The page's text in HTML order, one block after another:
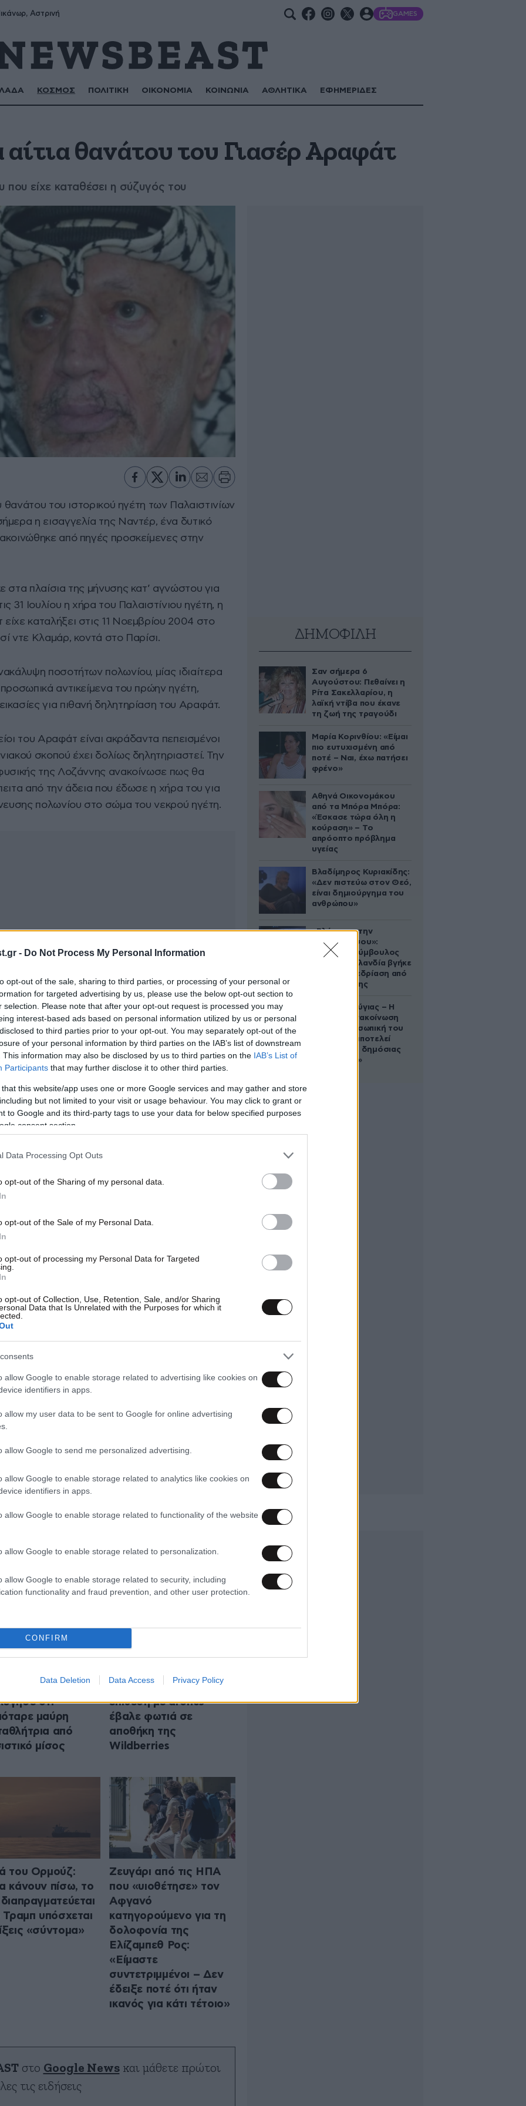
- Do Not Process My Personal Information
opt-out of the sale, sharing to third parties, or processing of your personal or
for targeted advertising by us, please use the below opt-out section to
selection. Please note that after your opt-out request is processed you may
interest-based ads based on personal information utilized by us or personal
to third parties prior to your opt-out. You may separately opt-out of the
of your personal information by third parties on the IAB’s list of downstream
This information may also be disclosed by us to third parties on the IAB’s List of
Participants that may further disclose it to other third parties.
that this website/app uses one or more Google services and may gather and store
but not limited to your visit or usage behaviour. You may click to grant or
to Google and its third-party tags to use your data for below specified purposes
consent section.
Data Processing Opt Outs
opt-out of the Sharing of my personal data.
opt-out of the Sale of my Personal Data.
opt-out of processing my Personal Data for Targeted
opt-out of Collection, Use, Retention, Sale, and/or Sharing
Data that Is Unrelated with the Purposes for which it
allow Google to enable storage related to advertising like cookies on
identifiers in apps.
allow my user data to be sent to Google for online advertising
allow Google to send me personalized advertising.
allow Google to enable storage related to analytics like cookies on
identifiers in apps.
allow Google to enable storage related to functionality of the website
allow Google to enable storage related to personalization.
allow Google to enable storage related to security, including
functionality and fraud prevention, and other user protection.
CONFIRM
Data Deletion Data Access Privacy Policy
Αστρινή GAMES
ΚΟΣΜΟΣ ΠΟΛΙΤΙΚΗ ΟΙΚΟΝΟΜΙΑ ΚΟΙΝΩΝΙΑ ΑΘΛΗΤΙΚΑ ΕΦΗΜΕΡΙΔΕΣ
θανάτου του Γιασέρ Αραφάτ
είχε καταθέσει η σύζυγός του
θανάτου του ιστορικού ηγέτη των Παλαιστινίων
η εισαγγελία της Ναντέρ, ένα δυτικό
από πηγές προσκείμενες στην
στα πλαίσια της μήνυσης κατ’ αγνώστου για
31 Ιουλίου η χήρα του Παλαιστίνιου ηγέτη, η
καταλήξει στις 11 Νοεμβρίου 2004 στο
ντε Κλαμάρ, κοντά στο Παρίσι.
ποσοτήτων πολωνίου, μίας ιδιαίτερα
αντικείμενα του πρώην ηγέτη,
για πιθανή δηλητηρίαση του Αραφάτ.
του Αραφάτ είναι ακράδαντα πεπεισμένοι
σκοπού έχει δολίως δηλητηριαστεί. Την
της Λοζάννης ανακοίνωσε πως θα
από την άδεια που έδωσε η χήρα του για
πολωνίου στο σώμα του νεκρού ηγέτη.
θα προΐστανται των ερευνών που διέταξε η
αρμόδια για τα δρώμενα στο Περσί ντε
των προσεχών ημερών.
της Ναντέρ, η παλαιστινιακή πλευρά
την έναρξη της ερευνητικής
τόνισε εκ μέρους του παλαιστίνιου προέδρου
Σάεμπ Ερεκάτ, τονίζοντας πως ο
είχε «ζητήσει επισήμως από τον Γάλλο
ώστε να ερευνήσουμε τις
προέδρου Γιάσερ Αραφάτ».
ΔΗΜΟΦΙΛΗ
Σαν σήμερα 6
Αυγούστου: Πεθαίνει η
Ρίτα Σακελλαρίου, η
λαϊκή ντίβα που έκανε
τη ζωή της τραγούδι
Μαρία Κορινθίου: «Είμαι
πιο ευτυχισμένη από
ποτέ – Ναι, έχω πατήσει
φρένο»
Αθηνά Οικονομάκου
από τα Μπόρα Μπόρα:
«Έσκασε τώρα όλη η
κούραση» – Το
απρόοπτο πρόβλημα
υγείας
Βλαδίμηρος Κυριακίδης:
«Δεν πιστεύω στον Θεό,
είναι δημιούργημα του
ανθρώπου»
«Βλέπουμε την
μπουγάδα σου»:
Δημοτική σύμβουλος
στη Νέα Ζηλανδία βγήκε
live σε συνεδρίαση από
το μπάνιο της
Χρίστος Κούγιας – Η
αυστηρή ανακοίνωση
για την προσωπική του
ζωή: «Δεν αποτελεί
αντικείμενο δημόσιας
συζήτησης»
ΚΟΣΜΟ
ότι
μαύρη
από
μίσος
Φλέγεται ξανά η
«ρωσική Amazon»- Νέα
επίθεση με drones
έβαλε φωτιά σε
αποθήκη της
Wildberries
του Ορμούζ:
κάνουν πίσω, το
διαπραγματεύεται
Τραμπ υπόσχεται
«σύντομα»
Ζευγάρι από τις ΗΠΑ
που «υιοθέτησε» τον
Αφγανό
κατηγορούμενο για τη
δολοφονία της
Ελίζαμπεθ Ρος:
«Είμαστε
συντετριμμένοι – Δεν
έδειξε ποτέ ότι ήταν
ικανός για κάτι τέτοιο»
στο Google Newsκαι μάθετε πρώτοι
τις ειδήσεις